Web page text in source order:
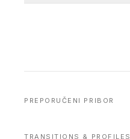
PREPORUČENI PRIBOR
TRANSITIONS & PROFILES